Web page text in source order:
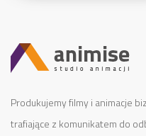
Produkujemy filmy i animacje
trafiające z komunikatem do